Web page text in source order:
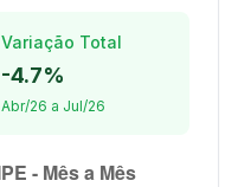
Variação Total
-4.7%
Abr/26 a Jul/26